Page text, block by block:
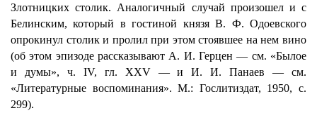
Злотницких столик. Аналогичный случай произошел и с
Белинским, который в гостиной князя В. Ф. Одоевского
опрокинул столик и пролил при этом стоявшее на нем вино
(об этом эпизоде рассказывают А. И. Герцен — см. «Былое
и думы», ч. IV, гл. XXV — и И. И. Панаев — см.
«Литературные воспоминания». М.: Гослитиздат, 1950, с.
299).